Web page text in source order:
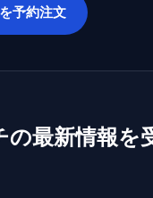
予約注文
の最新情報を